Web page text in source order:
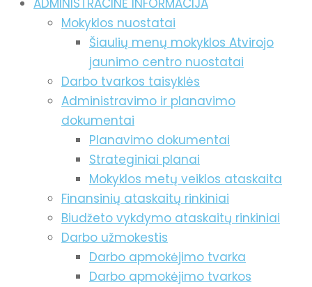
ADMINISTRACINĖ INFORMACIJA
Mokyklos nuostatai
Šiaulių menų mokyklos Atvirojo
jaunimo centro nuostatai
Darbo tvarkos taisyklės
Administravimo ir planavimo
dokumentai
Planavimo dokumentai
Strateginiai planai
Mokyklos metų veiklos ataskaita
Finansinių ataskaitų rinkiniai
Biudžeto vykdymo ataskaitų rinkiniai
Darbo užmokestis
Darbo apmokėjimo tvarka
Darbo apmokėjimo tvarkos